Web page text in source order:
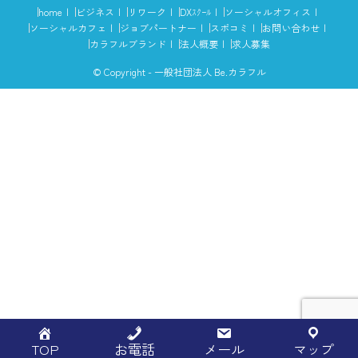
home ビジネス リワーク DXｽｸｰﾙ
ソーシャルオフィス
ソーシャルカフェ
ジョブパートナー スポコミ
お問い合わせ
カラフルブランド
法人概要 求人募集
© Copyright - 一般社団法人 Be.カラフル
TOP お電話 メール マップ